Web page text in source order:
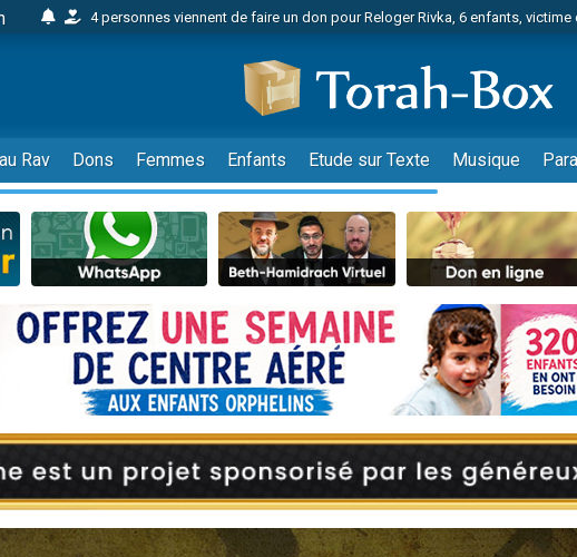
4 personnes viennent de faire un don pour Reloger Rivka, 6 enfants, victime
17 personnes viennent de demander une bénédiction
4 personnes viennent de nous rejoindre sur WhatsApp
Il reste 49 places pour étudier en groupe sur Zoom
23 personnes viennent de faire un don pour Diane, 80 ans, dans un
Eva vient de donner son Maasser
4 personnes viennent de nous rejoindre sur WhatsApp
3 personnes viennent de nous rejoindre sur WhatsApp
3 personnes viennent de faire un don pour 5 jours de vacances aux
Odaya vient de donner son Maasser
2 personnes viennent de nous rejoindre sur WhatsApp
13 personnes viennent de demander une bénédiction
30 personnes viennent de faire un don pour Sauvez la jambe de Yohan
3 personnes viennent de nous rejoindre sur WhatsApp
Rav Dons Femmes Enfants Etude sur Texte Musique